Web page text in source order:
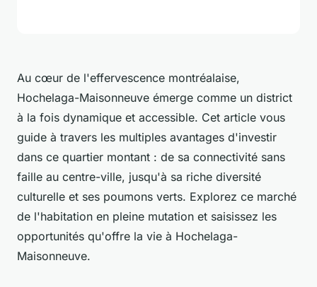
Au cœur de l'effervescence montréalaise,
Hochelaga-Maisonneuve émerge comme un district
à la fois dynamique et accessible. Cet article vous
guide à travers les multiples avantages d'investir
dans ce quartier montant : de sa connectivité sans
faille au centre-ville, jusqu'à sa riche diversité
culturelle et ses poumons verts. Explorez ce marché
de l'habitation en pleine mutation et saisissez les
opportunités qu'offre la vie à Hochelaga-
Maisonneuve.